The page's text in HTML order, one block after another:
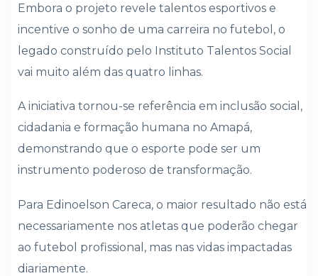
Embora o projeto revele talentos esportivos e
incentive o sonho de uma carreira no futebol, o
legado construído pelo Instituto Talentos Social
vai muito além das quatro linhas.
A iniciativa tornou-se referência em inclusão social,
cidadania e formação humana no Amapá,
demonstrando que o esporte pode ser um
instrumento poderoso de transformação.
Para Edinoelson Careca, o maior resultado não está
necessariamente nos atletas que poderão chegar
ao futebol profissional, mas nas vidas impactadas
diariamente.